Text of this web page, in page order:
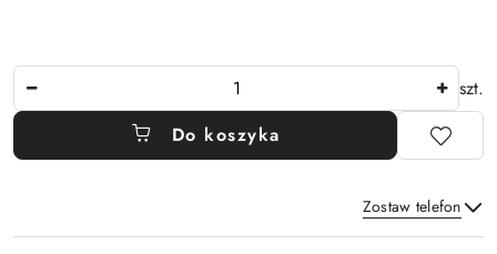
szt.
Do koszyka
Zostaw telefon